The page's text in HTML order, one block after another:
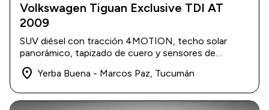
2009|
$ 18.900.000
Volkswagen Tiguan Exclusive TDI AT
2009
SUV diésel con tracción 4MOTION, techo solar
panorámico, tapizado de cuero y sensores de
estacionamiento traseros.
place Yerba Buena - Marcos Paz, Tucumán